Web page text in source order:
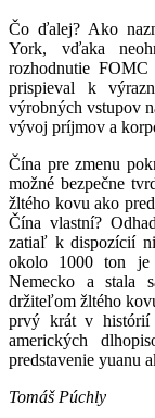
Čo ďalej? Ako
York, vďaka
rozhodnutie FOMC
prispieval k
výrobných vstupov
vývoj príjmov a
Čína pre zmenu
možné bezpečne
žltého kovu ako
Čína vlastní?
zatiaľ k dispozícií
okolo 1000 ton je
Nemecko a stala
držiteľom žltého
prvý krát v histórií
amerických
predstavenie yuanu
Tomáš Púchly